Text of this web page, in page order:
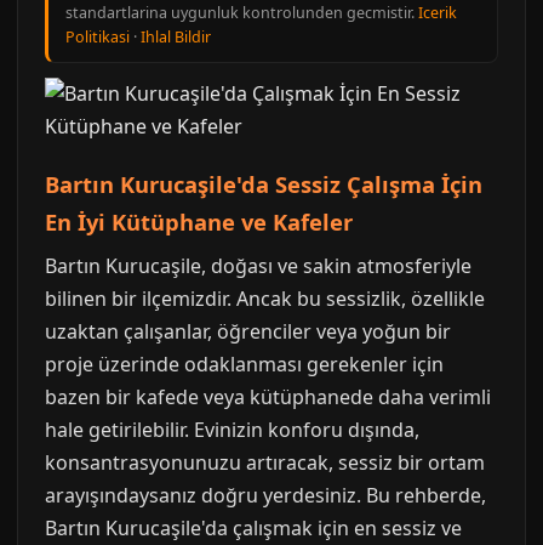
standartlarina uygunluk kontrolunden gecmistir.Icerik
Politikasi ·Ihlal Bildir
Bartın Kurucaşile'da Sessiz Çalışma İçin
En İyi Kütüphane ve Kafeler
Bartın Kurucaşile, doğası ve sakin atmosferiyle
bilinen bir ilçemizdir. Ancak bu sessizlik, özellikle
uzaktan çalışanlar, öğrenciler veya yoğun bir
proje üzerinde odaklanması gerekenler için
bazen bir kafede veya kütüphanede daha verimli
hale getirilebilir. Evinizin konforu dışında,
konsantrasyonunuzu artıracak, sessiz bir ortam
arayışındaysanız doğru yerdesiniz. Bu rehberde,
Bartın Kurucaşile'da çalışmak için en sessiz ve